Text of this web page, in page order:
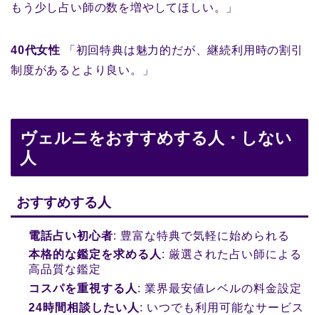
もう少し占い師の数を増やしてほしい。」
40代女性 「初回特典は魅力的だが、継続利用時の割引
制度があるとより良い。」
ヴェルニをおすすめする人・しない
人
おすすめする人
電話占い初心者: 豊富な特典で気軽に始められる
本格的な鑑定を求める人 : 厳選された占い師による
高品質な鑑定
コスパを重視する人 : 業界最安値レベルの料金設定
24時間相談したい人 : いつでも利用可能なサービス